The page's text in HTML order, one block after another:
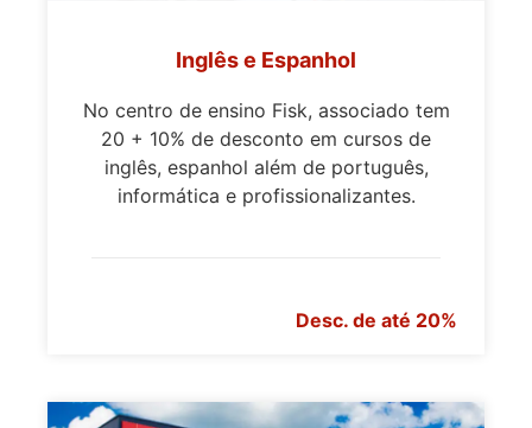
Inglês e Espanhol
No centro de ensino Fisk, associado tem
20 + 10% de desconto em cursos de
inglês, espanhol além de português,
informática e profissionalizantes.
Desc. de até 20%